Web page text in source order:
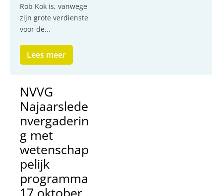
​Rob Kok is, vanwege
zijn grote verdienste
voor de...
Lees meer
NVVG
Najaarslede
nvergaderin
g met
wetenschap
pelijk
programma
17 oktober